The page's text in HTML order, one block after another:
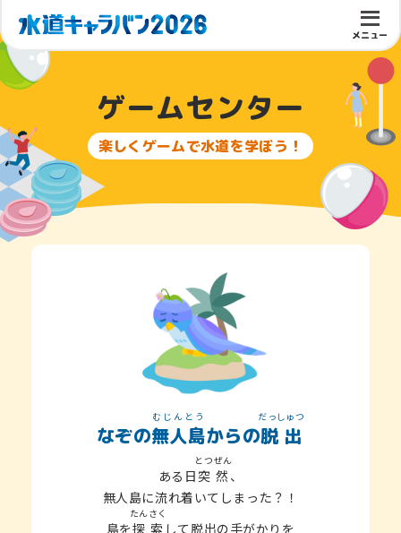
メニュー
ゲームセンター
楽しくゲームで水道を学ぼう！
なぞの無人島
むじんとう
からの脱出
だっしゅつ
ある日突然
とつぜん
、
無人島に流れ着いてしまった？！
島を探索
たんさく
して脱出の手がかりを